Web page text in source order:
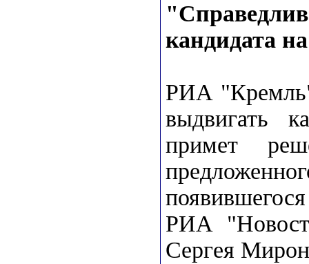
кандидата
РИА "Кремль"
выдвигать
примет
РИА
Сергея